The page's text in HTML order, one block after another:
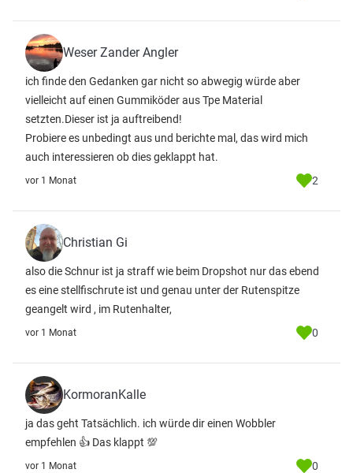
Weser Zander Angler
ich finde den Gedanken gar nicht so abwegig würde aber
vielleicht auf einen Gummiköder aus Tpe Material
setzten.Dieser ist ja auftreibend!
Probiere es unbedingt aus und berichte mal, das wird mich
auch interessieren ob dies geklappt hat.
vor 1 Monat 2
Christian Gi
also die Schnur ist ja straff wie beim Dropshot nur das ebend
es eine stellfischrute ist und genau unter der Rutenspitze
geangelt wird , im Rutenhalter,
vor 1 Monat 0
KormoranKalle
ja das geht Tatsächlich. ich würde dir einen Wobbler
empfehlen 👍 Das klappt 💯
vor 1 Monat 0